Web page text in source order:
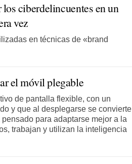
ciberdelincuentes en un
vez
en técnicas de «brand
el móvil plegable
de pantalla flexible, con un
y que al desplegarse se convierte
para adaptarse mejor a la
trabajan y utilizan la inteligencia